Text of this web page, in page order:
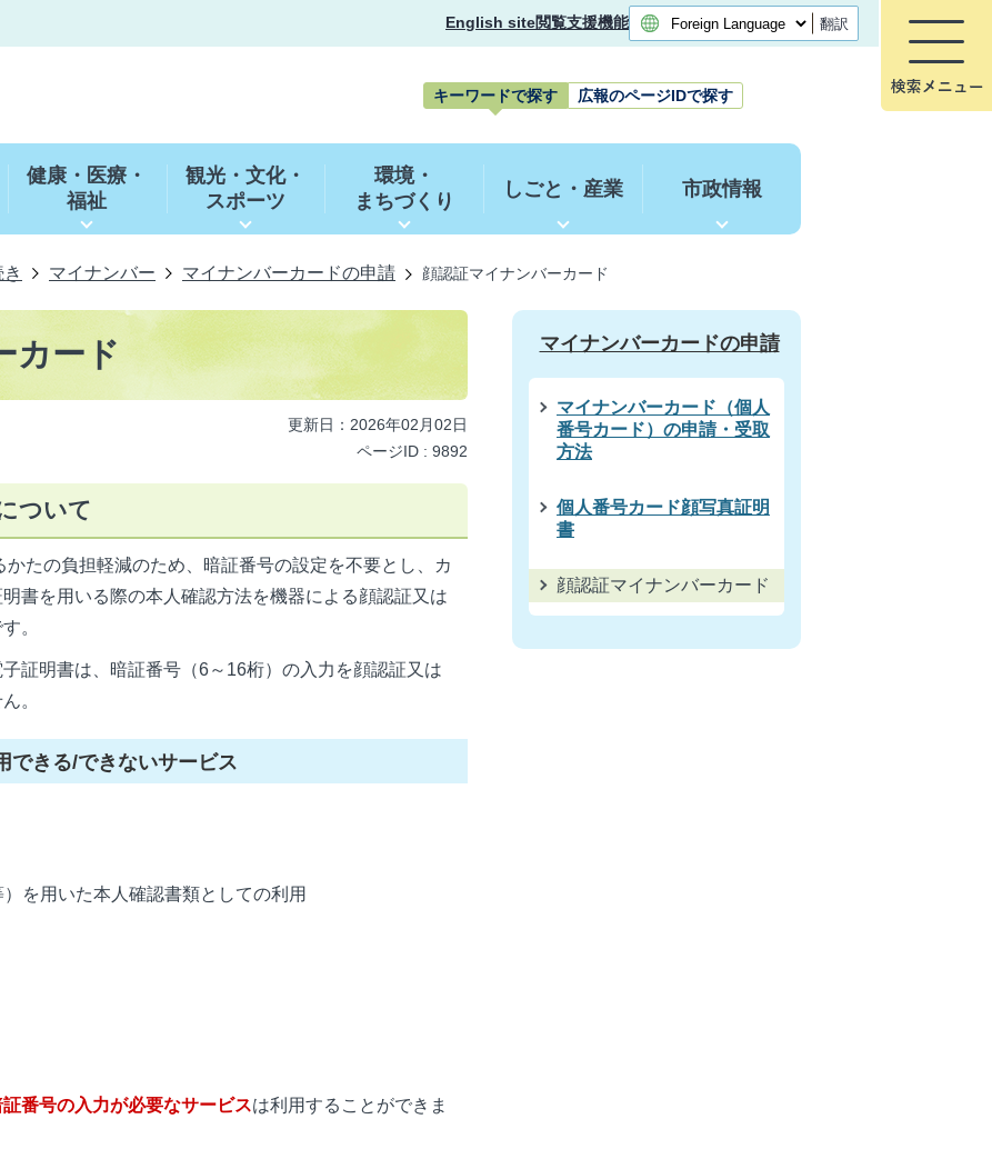
English site閲覧支援機能 翻訳
キーワードで探す 広報のページIDで探す
ワ
ー
索
健康・医療・
福祉
観光・文化・
スポーツ
環境・
まちづくり
しごと・産業 市政情報
マイナンバー マイナンバーカードの申請 顔認証マイナンバーカード
カード
更新日：2026年02月02日
ページID : 9892
ついて
たの負担軽減のため、暗証番号の設定を不要とし、カ
書を用いる際の本人確認方法を機器による顔認証又は
。
証明書は、暗証番号（6～16桁）の入力を顔認証又は
。
できる/できないサービス
を用いた本人確認書類としての利用
証番号の入力が必要なサービスは利用することができま
マイナンバーカードの申請
マイナンバーカード（個人
番号カード）の申請・受取
方法
個人番号カード顔写真証明
書
顔認証マイナンバーカード